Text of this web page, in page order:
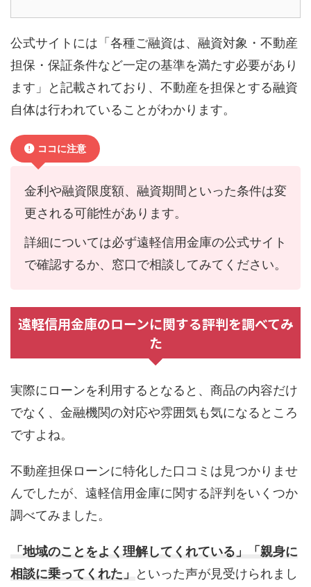
公式サイトには「各種ご融資は、融資対象・不動産
担保・保証条件など一定の基準を満たす必要があり
ます」と記載されており、不動産を担保とする融資
自体は行われていることがわかります。
ココに注意
金利や融資限度額、融資期間といった条件は変
更される可能性があります。
詳細については必ず遠軽信用金庫の公式サイト
で確認するか、窓口で相談してみてください。
遠軽信用金庫のローンに関する評判を調べてみ
た
実際にローンを利用するとなると、商品の内容だけ
でなく、金融機関の対応や雰囲気も気になるところ
ですよね。
不動産担保ローンに特化した口コミは見つかりませ
んでしたが、遠軽信用金庫に関する評判をいくつか
調べてみました。
「地域のことをよく理解してくれている」「親身に
相談に乗ってくれた」
といった声が見受けられまし